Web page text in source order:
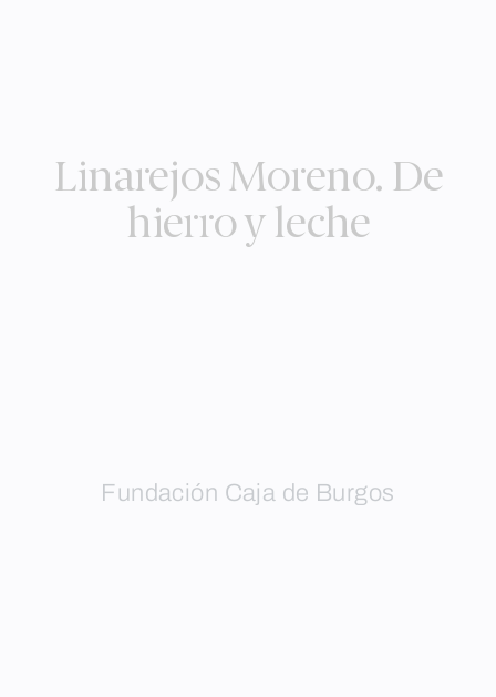
Linarejos Moreno. De
hierro y leche
Fundación Caja de Burgos